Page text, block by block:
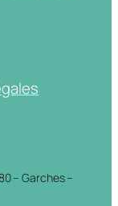
– Garches –